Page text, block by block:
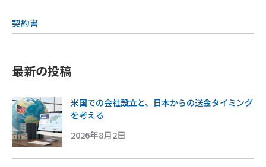
契約書
最新の投稿
米国での会社設立と、日本からの送金タイミング
を考える
2026年8月2日